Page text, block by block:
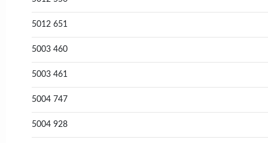
5012 651
5003 460
5003 461
5004 747
5004 928